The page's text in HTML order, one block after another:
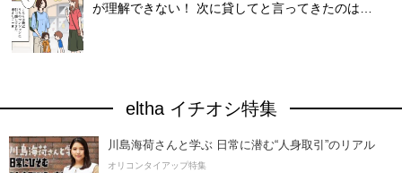
が理解できない！ 次に貸してと言ってきたのは…
eltha イチオシ特集
川島海荷さんと学ぶ 日常に潜む“人身取引”のリアル
オリコンタイアップ特集